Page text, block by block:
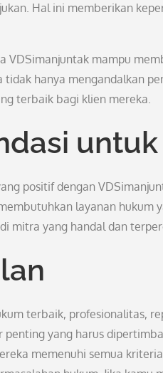
Hal ini memberikan
VDSimanjuntak mampu
tidak hanya mengandalkan
terbaik bagi klien mereka.
positif dengan
layanan
mitra yang handal dan
terbaik, profesionalitas,
yang harus
memenuhi semua